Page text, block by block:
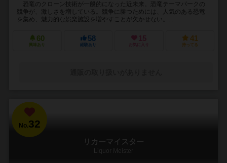
恐竜のクローン技術が一般的になった近未来。恐竜テーマパークの
競争が、激しさを増している。競争に勝つためには、人気のある恐竜
を集め、魅力的な娯楽施設を増やすことが欠かせない。...
60
興味あり
58
経験あり
15
お気に入り
41
持ってる
No.32
リカーマイスター
Liquor Meister